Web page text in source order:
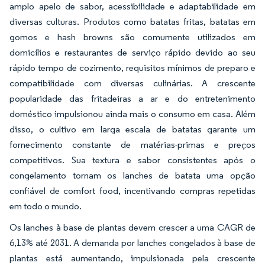
amplo apelo de sabor, acessibilidade e adaptabilidade em
diversas culturas. Produtos como batatas fritas, batatas em
gomos e hash browns são comumente utilizados em
domicílios e restaurantes de serviço rápido devido ao seu
rápido tempo de cozimento, requisitos mínimos de preparo e
compatibilidade com diversas culinárias. A crescente
popularidade das fritadeiras a ar e do entretenimento
doméstico impulsionou ainda mais o consumo em casa. Além
disso, o cultivo em larga escala de batatas garante um
fornecimento constante de matérias-primas e preços
competitivos. Sua textura e sabor consistentes após o
congelamento tornam os lanches de batata uma opção
confiável de comfort food, incentivando compras repetidas
em todo o mundo.
Os lanches à base de plantas devem crescer a uma CAGR de
6,13% até 2031. A demanda por lanches congelados à base de
plantas está aumentando, impulsionada pela crescente